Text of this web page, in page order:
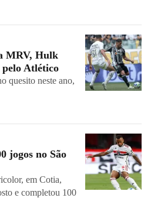
MRV, Hulk
pelo Atlético
quesito neste ano,
jogos no São
em Cotia,
e completou 100